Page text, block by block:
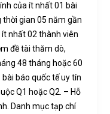
của ít nhất 01 bài
thời gian 05 năm gần
nhất 02 thành viên
đề tài thăm dò,
48 tháng hoặc 60
báo quốc tế uy tín
Q1 hoặc Q2. – Hỗ
Danh mục tạp chí